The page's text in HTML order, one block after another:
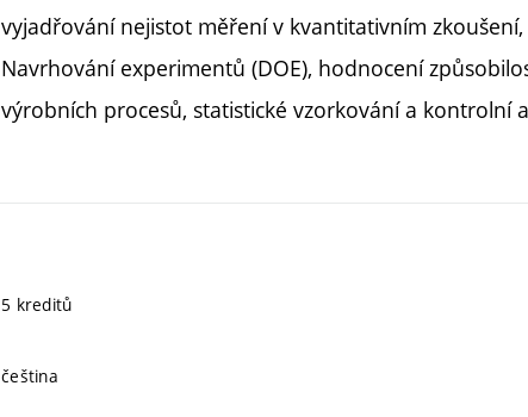
vyjadřování nejistot měření v kvantitativním
Navrhování experimentů (DOE), hodnocení
výrobních procesů, statistické vzorkování a kontrolní
5 kreditů
čeština